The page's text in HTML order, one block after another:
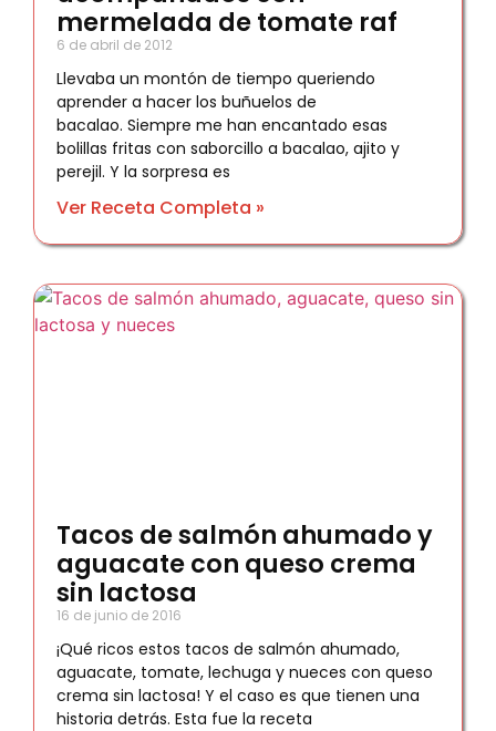
mermelada de tomate raf
6 de abril de 2012
Llevaba un montón de tiempo queriendo
aprender a hacer los buñuelos de
bacalao. Siempre me han encantado esas
bolillas fritas con saborcillo a bacalao, ajito y
perejil. Y la sorpresa es
Ver Receta Completa »
Tacos de salmón ahumado y
aguacate con queso crema
sin lactosa
16 de junio de 2016
¡Qué ricos estos tacos de salmón ahumado,
aguacate, tomate, lechuga y nueces con queso
crema sin lactosa! Y el caso es que tienen una
historia detrás. Esta fue la receta